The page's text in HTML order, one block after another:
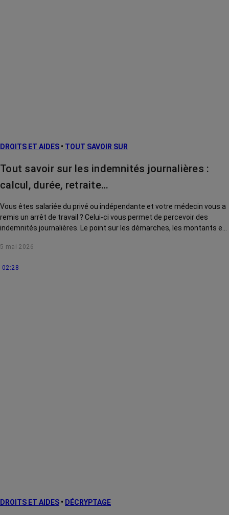
DROITS ET AIDES • TOUT SAVOIR SUR
Tout savoir sur les indemnités journalières :
calcul, durée, retraite…
Vous êtes salariée du privé ou indépendante et votre médecin vous a
remis un arrêt de travail ? Celui-ci vous permet de percevoir des
indemnités journalières. Le point sur les démarches, les montants et
5 mai 2026
02:28
DROITS ET AIDES • DÉCRYPTAGE